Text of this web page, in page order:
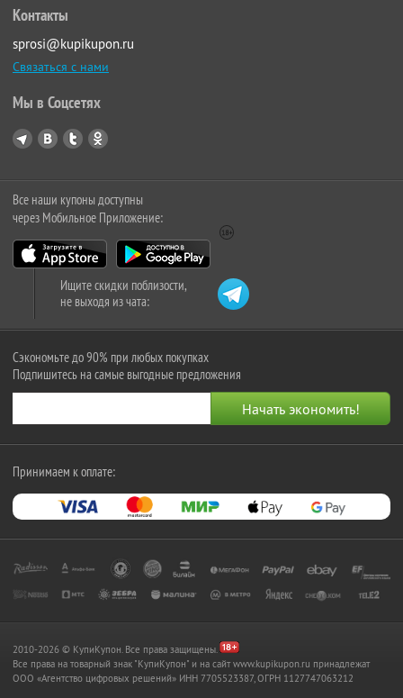
Контакты
sprosi@kupikupon.ru
Связаться с нами
Мы в Соцсетях
Все наши купоны доступны
через Мобильное Приложение:
Ищите скидки поблизости,
не выходя из чата:
Сэкономьте до 90% при любых покупках
Подпишитесь на самые выгодные предложения
Принимаем к оплате:
2010-2026 © КупиКупон. Все права защищены.
Все права на товарный знак "КупиКупон" и на сайт www.kupikupon.ru принадлежат
OOO «Агентство цифровых решений» ИНН 7705523387, ОГРН 1127747063212